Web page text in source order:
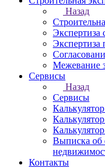
Назад
Экспертиза
Экспертиза
Межевание
Сервисы
Назад
Сервисы
Выписка об
Контакты